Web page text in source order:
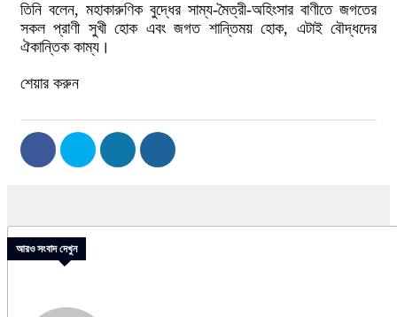
তিনি বলেন, মহাকারুণিক বুদ্ধের সাম্য-মৈত্রী-অহিংসার বাণীতে জগতের
সকল প্রাণী সুখী হোক এবং জগত শান্তিময় হোক, এটাই বৌদ্ধদের
ঐকান্তিক কাম্য।
শেয়ার করুন
আরও সংবাদ দেখুন